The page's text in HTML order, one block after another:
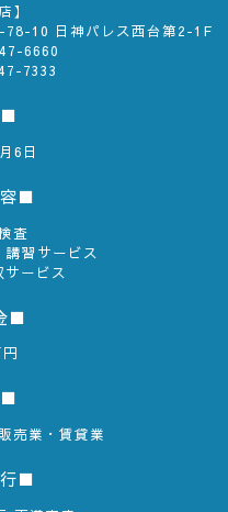
】
10 日神パレス西台第2-1F
6660
7333
6日
■
査
講習サービス
ービス
■
売業・賃貸業
■